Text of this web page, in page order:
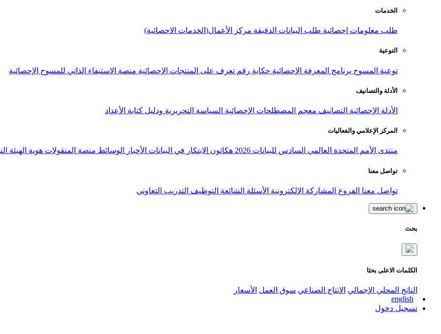
الخدمات
طلب معلومات إحصائية طلب البيانات الدقيقة مركز الأعمال(الخدمات الاحصائية)
التوعية
توعية المسوح برنامج المعرفة الإحصائية حكاية رقم تعرف على المنتجات الإحصائية منصة الاستيفاء الذاتي للمسوح الإحصائية
الأدلة والتصانيف
الأدلة الإحصائية التصانيف معجم المصطلحات الإحصائية السياسة التحريرية ودليل كتابة الأعداد
المركز الإعلامي والفعاليات
منتدى الأمم المتحدة العالمي السادس للبيانات 2026 هكاثون الابتكار في البيانات الأخبار الوسائط منصة المنقولات هوية الهيئة
تواصل معنا
تواصل معنا الفروع المشاركة الإلكترونية الأسئلة الشائعة التوظيف التدريب التعاوني
بحث
الكلمات الاعلى بحثا
الناتج المحلي الإجمالي الإنتاج الصناعي سوق العمل الأسعار
english
تسجيل دخول